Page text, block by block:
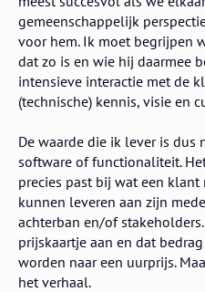
gemeenschappelijk
voor hem. Ik moet begrijpen
dat zo is en wie hij daarmee
intensieve interactie met de
(technische) kennis, visie en
De waarde die ik lever is dus
software of functionaliteit.
precies past bij wat een
kunnen leveren aan zijn
achterban en/of
prijskaartje aan en dat
worden naar een uurprijs.
het verhaal.